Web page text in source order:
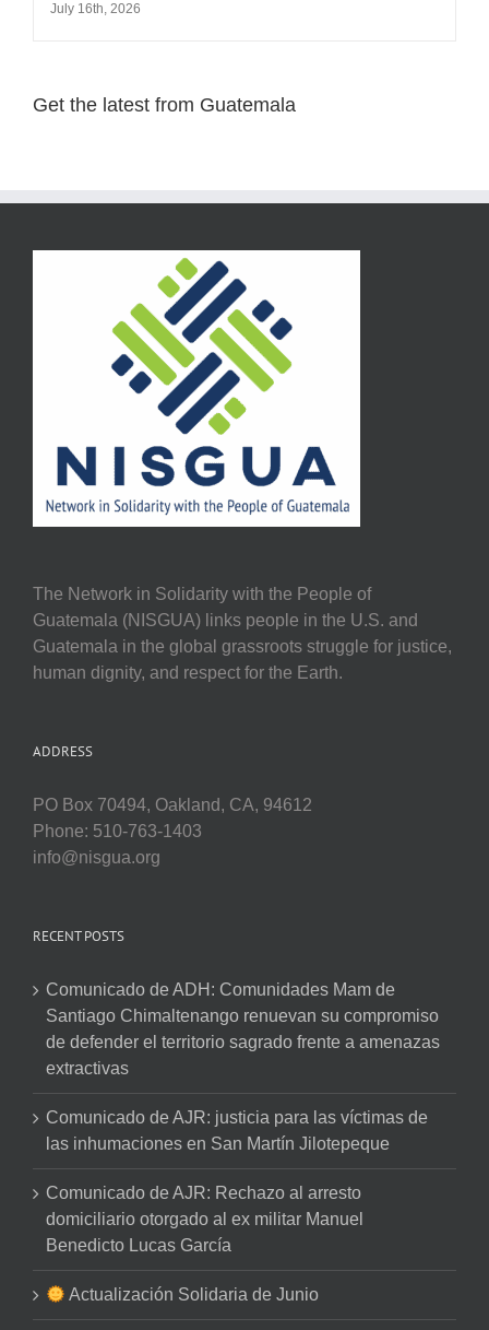
July 16th, 2026
Get the latest from Guatemala
The Network in Solidarity with the People of
Guatemala (NISGUA) links people in the U.S. and
Guatemala in the global grassroots struggle for justice,
human dignity, and respect for the Earth.
ADDRESS
PO Box 70494, Oakland, CA, 94612
Phone: 510-763-1403
info@nisgua.org
RECENT POSTS
Comunicado de ADH: Comunidades Mam de
Santiago Chimaltenango renuevan su compromiso
de defender el territorio sagrado frente a amenazas
extractivas
Comunicado de AJR: justicia para las víctimas de
las inhumaciones en San Martín Jilotepeque
Comunicado de AJR: Rechazo al arresto
domiciliario otorgado al ex militar Manuel
Benedicto Lucas García
Actualización Solidaria de Junio